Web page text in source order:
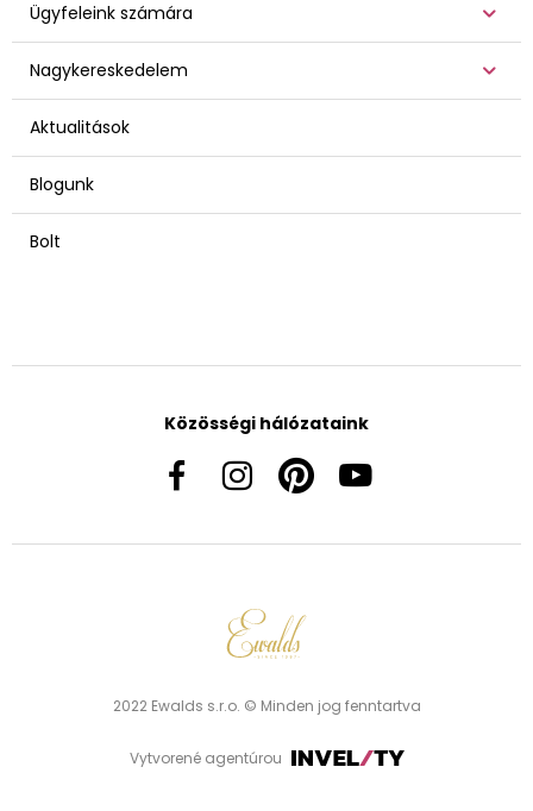
Ügyfeleink számára
Nagykereskedelem
Aktualitások
Blogunk
Bolt
Közösségi hálózataink
2022 Ewalds s.r.o. © Minden jog fenntartva
Vytvorené agentúrou